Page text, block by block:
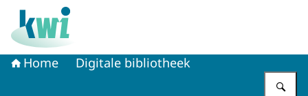
Naar de homepage van Kennisplatform Werk en
Home Digitale bibliotheek